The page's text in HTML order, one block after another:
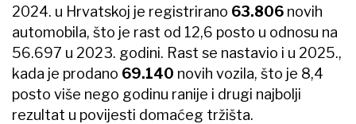
2024. u Hrvatskoj je registrirano 63.806 novih
automobila, što je rast od 12,6 posto u odnosu na
56.697 u 2023. godini. Rast se nastavio i u 2025.,
kada je prodano 69.140 novih vozila, što je 8,4
posto više nego godinu ranije i drugi najbolji
rezultat u povijesti domaćeg tržišta.